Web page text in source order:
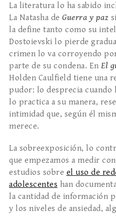
La literatura lo ha sabido
La Natasha de Guerra y paz
la define tanto como su
Dostoievski lo pierde
crimen lo va corroyendo
parte de su condena. En El
Holden Caulfield tiene una
pudor: lo desprecia cuando
lo practica a su manera,
intimidad que, según él
merece.
La sobreexposición, lo
que empezamos a medir
estudios sobre el uso de
adolescentes han
la cantidad de información
y los niveles de ansiedad,